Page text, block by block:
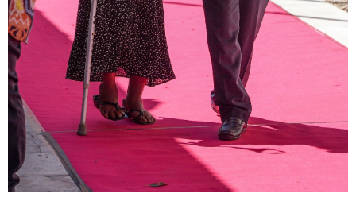
7:00 AM - 10:00 AM